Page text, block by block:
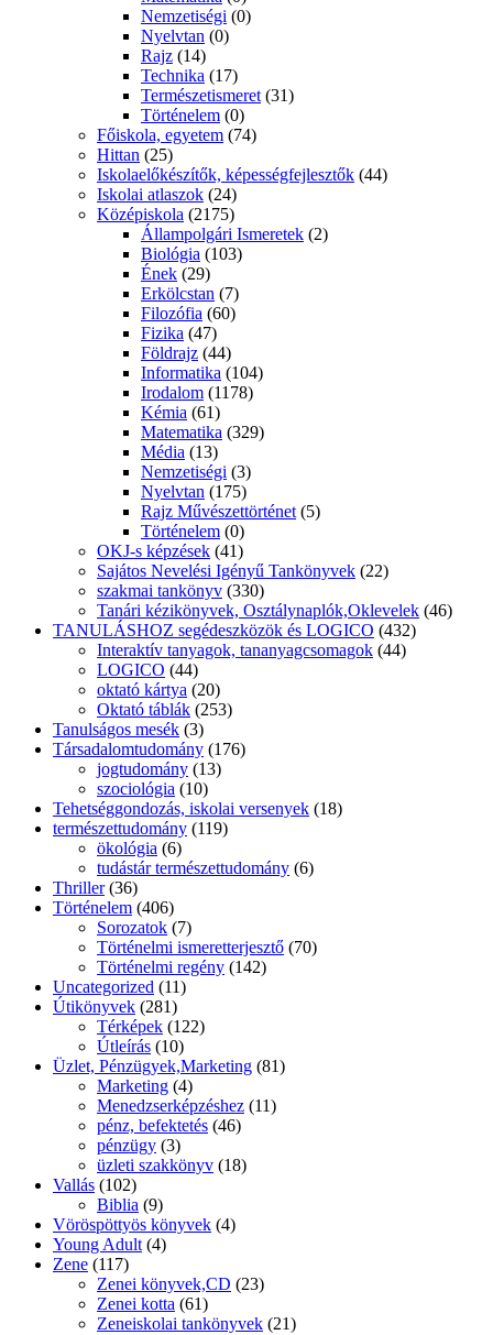
Nemzetiségi (0)
Nyelvtan (0)
Rajz (14)
Technika (17)
Természetismeret (31)
Történelem (0)
Főiskola, egyetem (74)
Hittan (25)
Iskolaelőkészítők, képességfejlesztők (44)
Iskolai atlaszok (24)
Középiskola (2175)
Állampolgári Ismeretek (2)
Biológia (103)
Ének (29)
Erkölcstan (7)
Filozófia (60)
Fizika (47)
Földrajz (44)
Informatika (104)
Irodalom (1178)
Kémia (61)
Matematika (329)
Média (13)
Nemzetiségi (3)
Nyelvtan (175)
Rajz Művészettörténet (5)
Történelem (0)
OKJ-s képzések (41)
Sajátos Nevelési Igényű Tankönyvek (22)
szakmai tankönyv (330)
Tanári kézikönyvek, Osztálynaplók,Oklevelek (46)
TANULÁSHOZ segédeszközök és LOGICO (432)
Interaktív tanyagok, tananyagcsomagok (44)
LOGICO (44)
oktató kártya (20)
Oktató táblák (253)
Tanulságos mesék (3)
Társadalomtudomány (176)
jogtudomány (13)
szociológia (10)
Tehetséggondozás, iskolai versenyek (18)
természettudomány (119)
ökológia (6)
tudástár természettudomány (6)
Thriller (36)
Történelem (406)
Sorozatok (7)
Történelmi ismeretterjesztő (70)
Történelmi regény (142)
Uncategorized (11)
Útikönyvek (281)
Térképek (122)
Útleírás (10)
Üzlet, Pénzügyek,Marketing (81)
Marketing (4)
Menedzserképzéshez (11)
pénz, befektetés (46)
pénzügy (3)
üzleti szakkönyv (18)
Vallás (102)
Biblia (9)
Vöröspöttyös könyvek (4)
Young Adult (4)
Zene (117)
Zenei könyvek,CD (23)
Zenei kotta (61)
Zeneiskolai tankönyvek (21)